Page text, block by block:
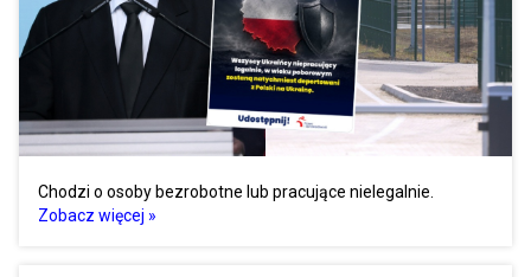
Chodzi o osoby bezrobotne lub pracujące nielegalnie.
Zobacz więcej »